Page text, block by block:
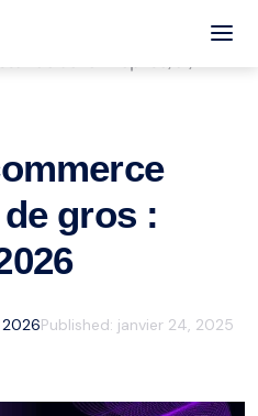
gros :
2026Published: janvier 24, 2025